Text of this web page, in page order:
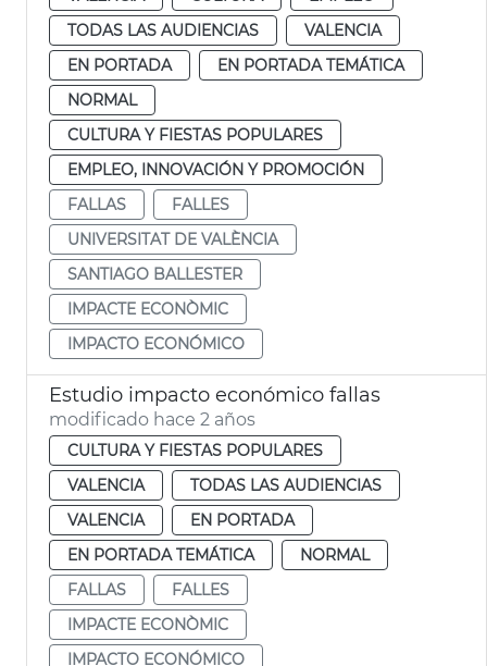
TODAS LAS AUDIENCIAS
VALENCIA
EN PORTADA
EN PORTADA TEMÁTICA
NORMAL
CULTURA Y FIESTAS POPULARES
EMPLEO, INNOVACIÓN Y PROMOCIÓN
FALLAS
FALLES
UNIVERSITAT DE VALÈNCIA
SANTIAGO BALLESTER
IMPACTE ECONÒMIC
IMPACTO ECONÓMICO
Estudio impacto económico fallas
modificado hace 2 años
CULTURA Y FIESTAS POPULARES
VALENCIA
TODAS LAS AUDIENCIAS
VALENCIA
EN PORTADA
EN PORTADA TEMÁTICA
NORMAL
FALLAS
FALLES
IMPACTE ECONÒMIC
IMPACTO ECONÓMICO